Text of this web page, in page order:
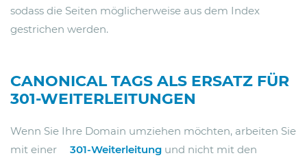
sodass die Seiten möglicherweise aus dem Index
gestrichen werden.
CANONICAL TAGS ALS ERSATZ FÜR
301-WEITERLEITUNGEN
Wenn Sie Ihre Domain umziehen möchten, arbeiten Sie
mit einer
301-Weiterleitung und nicht mit den